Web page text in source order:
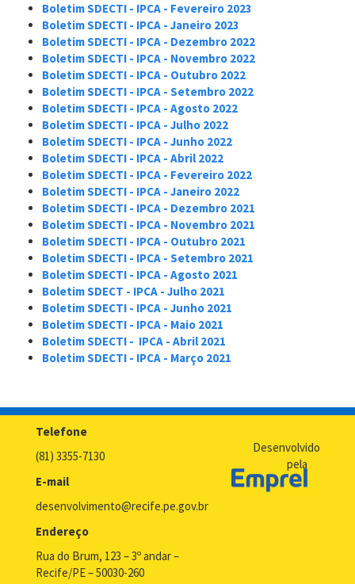
Boletim SDECTI - IPCA - Fevereiro 2023
Boletim SDECTI - IPCA - Janeiro 2023
Boletim SDECTI - IPCA - Dezembro 2022
Boletim SDECTI - IPCA - Novembro 2022
Boletim SDECTI - IPCA - Outubro 2022
Boletim SDECTI - IPCA - Setembro 2022
Boletim SDECTI - IPCA - Agosto 2022
Boletim SDECTI - IPCA - Julho 2022
Boletim SDECTI - IPCA - Junho 2022
Boletim SDECTI - IPCA - Abril 2022
Boletim SDECTI - IPCA - Fevereiro 2022
Boletim SDECTI - IPCA - Janeiro 2022
Boletim SDECTI - IPCA - Dezembro 2021
Boletim SDECTI - IPCA - Novembro 2021
Boletim SDECTI - IPCA - Outubro 2021
Boletim SDECTI - IPCA - Setembro 2021
Boletim SDECTI - IPCA - Agosto 2021
Boletim SDECT - IPCA - Julho 2021
Boletim SDECTI - IPCA - Junho 2021
Boletim SDECTI - IPCA - Maio 2021
Boletim SDECTI - IPCA - Abril 2021
Boletim SDECTI - IPCA - Março 2021
Telefone
(81) 3355-7130
E-mail
desenvolvimento@recife.pe.gov.br
Endereço
Rua do Brum, 123 – 3º andar –
Recife/PE – 50030-260
Desenvolvido
pela